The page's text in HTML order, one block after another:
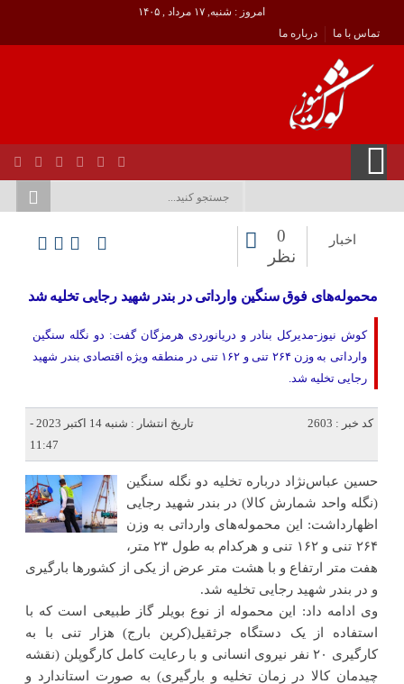
امروز : شنبه, ۱۷ مرداد , ۱۴۰۵
تماس با ما
درباره ما
اخبار
0
نظر
محموله‌های فوق سنگین وارداتی در بندر شهید رجایی تخلیه شد
کوش نیوز-مدیرکل بنادر و دریانوردی هرمزگان گفت: دو نگله سنگین
وارداتی به وزن ۲۶۴ تنی و ۱۶۲ تنی در منطقه وی‍ژه اقتصادی بندر شهید
رجایی تخلیه شد.
کد خبر : 2603
تاریخ انتشار : شنبه 14 اکتبر 2023 -
11:47
حسین عباس‌نژاد درباره تخلیه دو نگله سنگین
(نگله واحد شمارش کالا) در بندر شهید رجایی
اظهارداشت: این محموله‌های وارداتی به وزن
۲۶۴ تنی و ۱۶۲ تنی و هرکدام به طول ۲۳ متر،
هفت متر ارتفاع و با هشت متر عرض از یکی از کشورها بارگیری
و در بندر شهید رجایی تخلیه شد.
وی ادامه داد: این محموله از نوع بویلر گاز طبیعی است که با
استفاده از یک دستگاه جرثقیل(کرین بارج) هزار تنی با به
کارگیری ۲۰ نفر نیروی انسانی و با رعایت کامل کارگوپلن (نقشه
چیدمان کالا در زمان تخلیه و بارگیری) به صورت استاندارد و